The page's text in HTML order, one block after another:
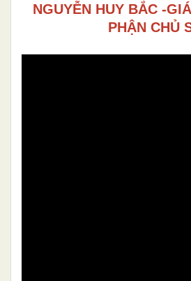
NGUYỄN HUY BẮC -
PHẬN CHỦ